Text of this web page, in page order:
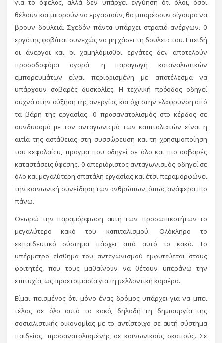
για το όφελος, αλλά δεν υπάρχει εγγύηση ότι όλοι, όσοι
θέλουν και μπορούν να εργαστούν, θα μπορέσουν σίγουρα να
βρουν δουλειά. Σχεδόν πάντα υπάρχει στρατιά ανέργων. 0
εργάτης φοβάται συνεχώς να μη χάσει τη δουλειά του. Επειδή
οι άνεργοι και οι χαμηλόμισθοι εργάτες δεν αποτελούν
προσοδοφόρα αγορά, η παραγωγή καταναλωτικών
εμπορευμάτων είναι περιορισμένη με αποτέλεσμα να
υπάρχουν σοβαρές δυσκολίες. Η τεχνική πρόοδος οδηγεί
συχνά στην αύξηση της ανεργίας και όχι στην ελάφρυνση από
τα βάρη της εργασίας. 0 προσανατολισμός στο κέρδος σε
συνδυασμό με τον ανταγωνισμό των καπιταλιστών είναι η
αιτία της αστάθειας στη συσσώρευση και τη χρησιμοποίηση
του κεφαλαίου, πράγμα που οδηγεί σε όλο και πιο σοβαρές
καταστάσεις ύφεσης. 0 απεριόριστος ανταγωνισμός οδηγεί σε
όλο και μεγαλύτερη σπατάλη εργασίας και έτσι παραμορφώνει
την κοινωνική συνείδηση των ανθρώπων, όπως ανάφερα πιο
πάνω.
Θεωρώ την παραμόρφωση αυτή των προσωπικοτήτων το
μεγαλύτερο κακό του καπιταλισμού. Ολόκληρο το
εκπαιδευτικό σύστημα πάσχει από αυτό το κακό. Το
υπέρμετρο αίσθημα του ανταγωνισμού εμφυτεύεται στους
φοιτητές, που τους μαθαίνουν να θέτουν υπεράνω την
επιτυχία, ως προετοιμασία για τη μελλοντική καριέρα.
Είμαι πεισμένος ότι μόνο ένας δρόμος υπάρχει για να μπει
τέλος σε όλο αυτό το κακό, δηλαδή τη δημιουργία της
σοσιαλιστικής οικονομίας με το αντίστοιχο σε αυτή σύστημα
παιδείας, προσανατολισμένης σε κοινωνικούς σκοπούς. Σε